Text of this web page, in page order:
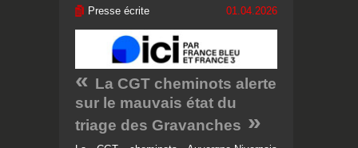
Presse écrite 01.04.2026
La CGT cheminots alerte
sur le mauvais état du
triage des Gravanches